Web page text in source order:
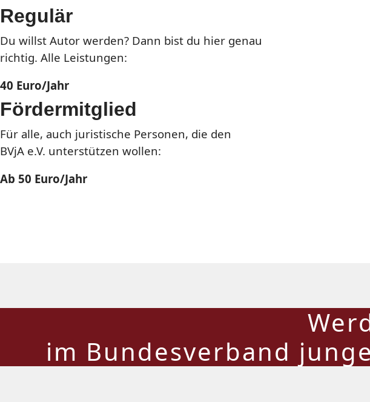
Regulär
Du willst Autor werden? Dann bist du hier genau
richtig. Alle Leistungen:
40 Euro/Jahr
Fördermitglied
Für alle, auch juristische Personen, die den
BVjA e.V. unterstützen wollen:
Ab 50 Euro/Jahr
im Bundesverband